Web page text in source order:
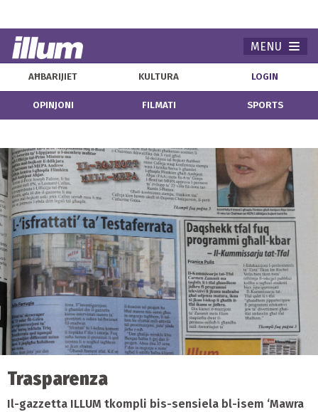
MENU
AĦBARIJIET KULTURA LOGIN
OPINJONI FILMATI SPORTS
Trasparenza
Il-gazzetta ILLUM tkompli bis-sensiela bl-isem ‘Mawra